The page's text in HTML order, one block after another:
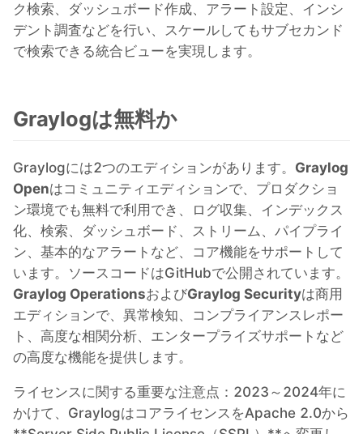
ク検索、ダッシュボード作成、アラート設定、インシ
デント調査などを行い、スケールしてもサブセカンド
で検索できる統合ビューを実現します。
Graylogは無料か
Graylogには2つのエディションがあります。 Graylog
Openはコミュニティエディションで、プロダクショ
ン環境でも無料で利用でき、ログ収集、インデックス
化、検索、ダッシュボード、ストリーム、パイプライ
ン、基本的なアラートなど、コア機能をサポートして
います。ソースコードはGitHubで公開されています。
Graylog OperationsおよびGraylog Securityは商用
エディションで、異常検知、コンプライアンスレポー
ト、高度な相関分析、エンタープライズサポートなど
の高度な機能を提供します。
ライセンスに関する重要な注意点：2023～2024年に
かけて、GraylogはコアライセンスをApache 2.0から